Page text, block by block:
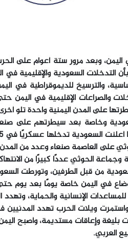
وبعد مرور ستة أعوام على
التدخلات السعودية والإقليمية
والترسيخ للديموقراطية في
والصراعات الإقليمية في
على العاصمة صنعاء وعدد من
وجماعة الحوثي عددًا كبيرًا من
من قبل الطرفين، وتورطت
في اليمن خاصة يومًا بعد يوم حتى
الإنسانية والحماية،
ويلات الحرب تهدد المدنيين
بليغة وإعاقات مستديمة، وأصبح
العربي.